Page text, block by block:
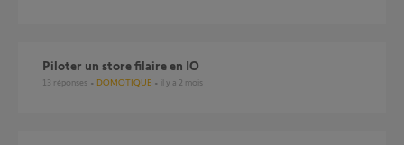
Piloter un store filaire en IO
13 réponses DOMOTIQUE il y a 2 mois